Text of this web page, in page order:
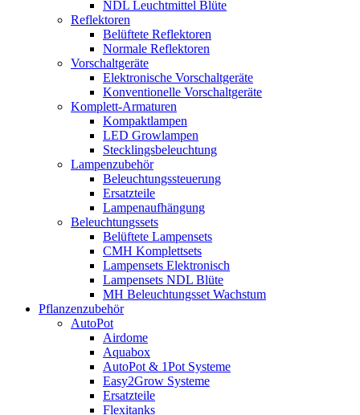
NDL Leuchtmittel Blüte
Reflektoren
Belüftete Reflektoren
Normale Reflektoren
Vorschaltgeräte
Elektronische Vorschaltgeräte
Konventionelle Vorschaltgeräte
Komplett-Armaturen
Kompaktlampen
LED Growlampen
Stecklingsbeleuchtung
Lampenzubehör
Beleuchtungssteuerung
Ersatzteile
Lampenaufhängung
Beleuchtungssets
Belüftete Lampensets
CMH Komplettsets
Lampensets Elektronisch
Lampensets NDL Blüte
MH Beleuchtungsset Wachstum
Pflanzenzubehör
AutoPot
Airdome
Aquabox
AutoPot & 1Pot Systeme
Easy2Grow Systeme
Ersatzteile
Flexitanks